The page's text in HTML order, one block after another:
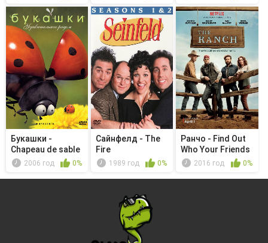
Букашки -
Chapeau de sable
2006 год 0%
Сайнфелд - The
Fire
1989 год 0%
Ранчо - Find Out
Who Your Friends
Are2016 год 0%